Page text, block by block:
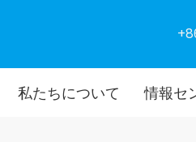
私たちについて 情報セ